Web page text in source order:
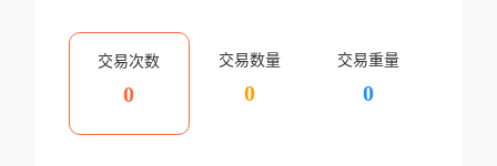
交易次数
0
交易数量
0
交易重量
0